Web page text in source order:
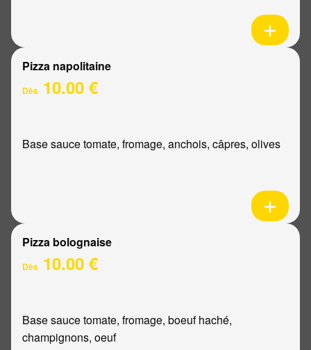
Pizza napolitaine
Dès 10.00 €
Base sauce tomate, fromage, anchois, câpres, olives
Pizza bolognaise
Dès 10.00 €
Base sauce tomate, fromage, boeuf haché,
champignons, oeuf